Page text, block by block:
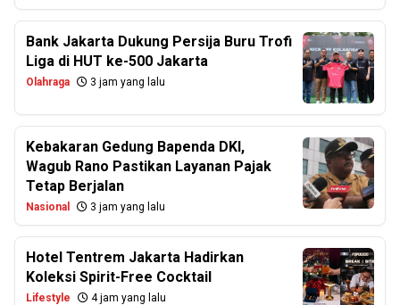
Bank Jakarta Dukung Persija Buru Trofi
Liga di HUT ke-500 Jakarta
Olahraga 3 jam yang lalu
Kebakaran Gedung Bapenda DKI,
Wagub Rano Pastikan Layanan Pajak
Tetap Berjalan
Nasional 3 jam yang lalu
Hotel Tentrem Jakarta Hadirkan
Koleksi Spirit-Free Cocktail
Lifestyle 4 jam yang lalu